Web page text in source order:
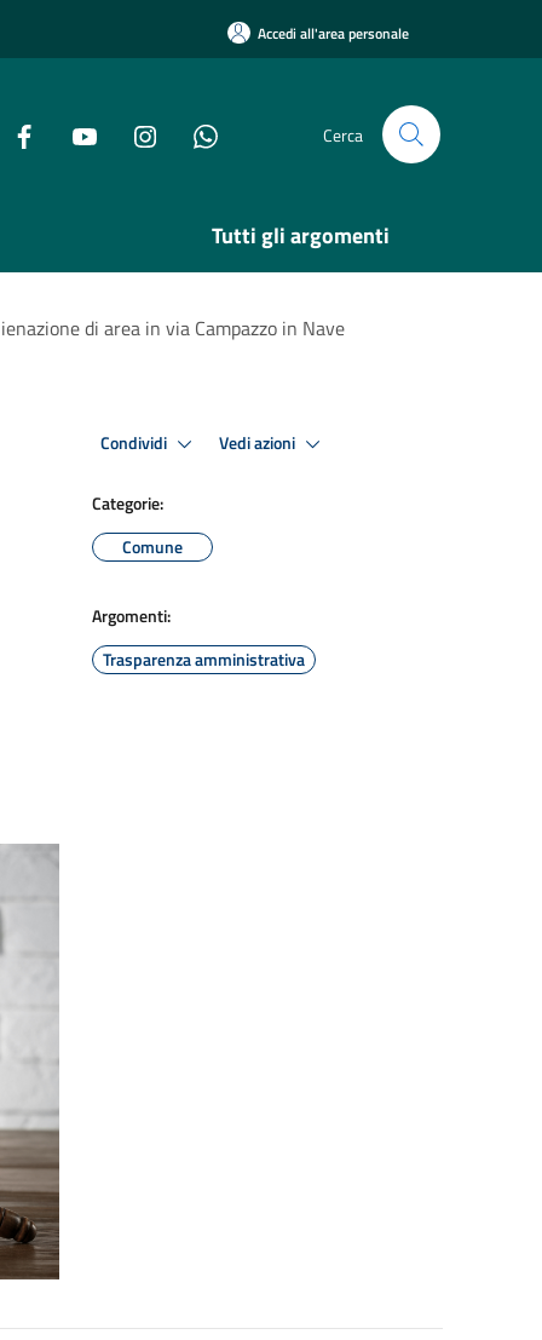
Accedi all'area personale
Cerca
Tutti gli argomenti
di area in via Campazzo in Nave
Condividi Vedi azioni
Categorie:
Comune
Argomenti:
Trasparenza amministrativa